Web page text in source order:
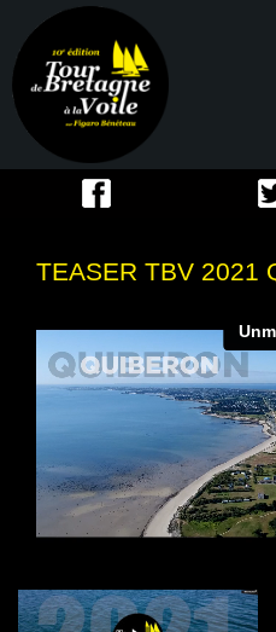
TEASER TBV 2021